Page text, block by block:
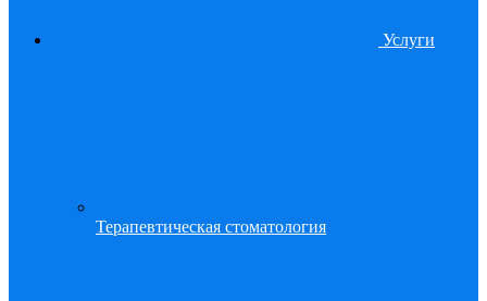
Услуги
Терапевтическая стоматология